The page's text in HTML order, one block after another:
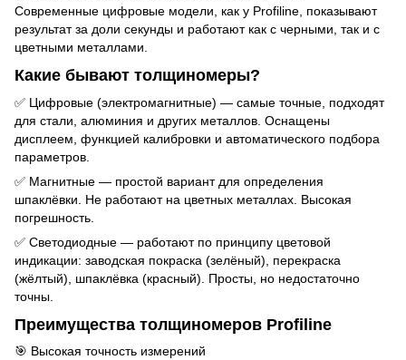
Современные цифровые модели, как у Profiline, показывают
результат за доли секунды и работают как с черными, так и с
цветными металлами.
Какие бывают толщиномеры?
✅ Цифровые (электромагнитные) — самые точные, подходят
для стали, алюминия и других металлов. Оснащены
дисплеем, функцией калибровки и автоматического подбора
параметров.
✅ Магнитные — простой вариант для определения
шпаклёвки. Не работают на цветных металлах. Высокая
погрешность.
✅ Светодиодные — работают по принципу цветовой
индикации: заводская покраска (зелёный), перекраска
(жёлтый), шпаклёвка (красный). Просты, но недостаточно
точны.
Преимущества толщиномеров Profiline
🎯 Высокая точность измерений